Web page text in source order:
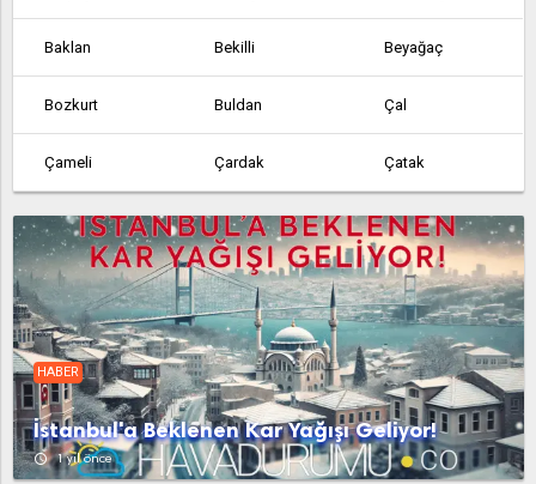
Baklan Bekilli Beyağaç
Bozkurt Buldan Çal
Çameli Çardak Çatak
Çivril Geriçam Güney
Gürpınar Honaz Kale
Karagöl Kızılcabölük Olukbaşı
Pamukkale Sarayköy Tavas
Yeşilyuva
HABER
İstanbul'a Beklenen Kar Yağışı Geliyor!
access_time 1 yıl önce